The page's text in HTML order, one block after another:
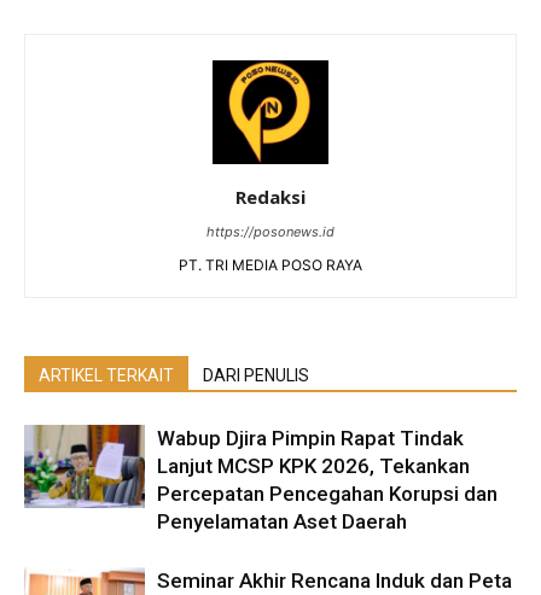
Redaksi
https://posonews.id
PT. TRI MEDIA POSO RAYA
ARTIKEL TERKAIT DARI PENULIS
Wabup Djira Pimpin Rapat Tindak
Lanjut MCSP KPK 2026, Tekankan
Percepatan Pencegahan Korupsi dan
Penyelamatan Aset Daerah
Seminar Akhir Rencana Induk dan Peta